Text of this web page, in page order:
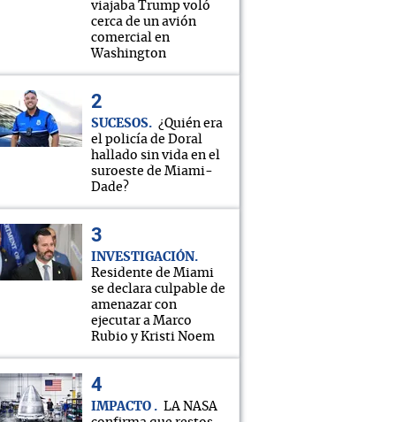
viajaba Trump voló
cerca de un avión
comercial en
Washington
SUCESOS
¿Quién era
el policía de Doral
hallado sin vida en el
suroeste de Miami-
Dade?
INVESTIGACIÓN
Residente de Miami
se declara culpable de
amenazar con
ejecutar a Marco
Rubio y Kristi Noem
IMPACTO
LA NASA